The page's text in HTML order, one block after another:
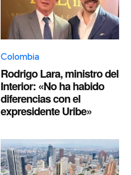
Colombia
Rodrigo Lara, ministro del
Interior: «No ha habido
diferencias con el
expresidente Uribe»